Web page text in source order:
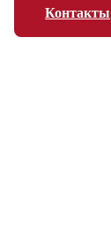
Контакты